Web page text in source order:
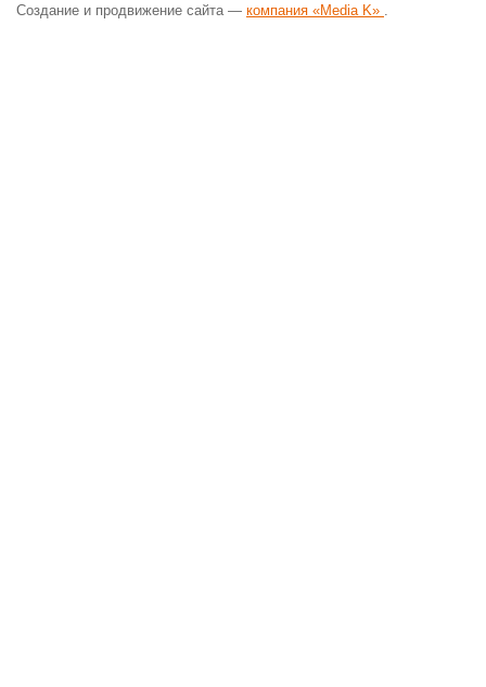
Создание и продвижение сайта — компания «Media K» .